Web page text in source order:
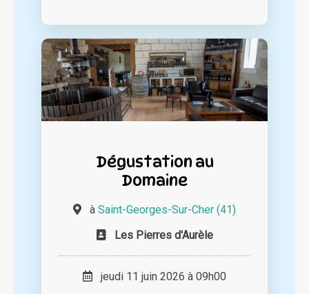
Dégustation au
Domaine
à Saint-Georges-Sur-Cher (41)
Les Pierres d'Aurèle
jeudi 11 juin 2026 à 09h00